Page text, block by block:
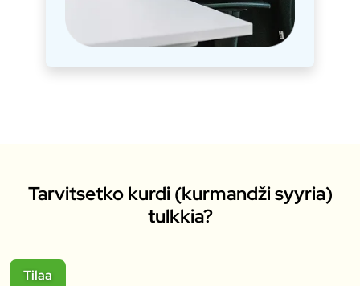
Tarvitsetko kurdi (kurmandži syyria)
tulkkia?
Tilaa